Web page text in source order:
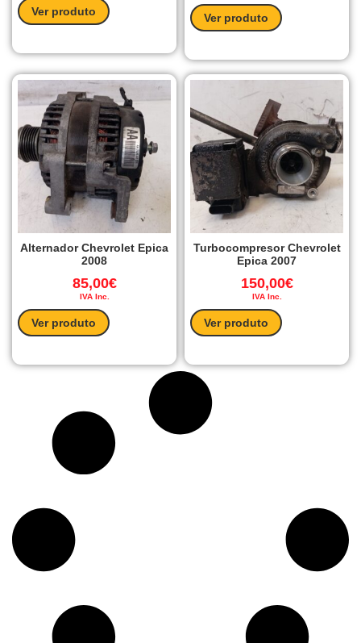
Ver produto Ver produto
Alternador Chevrolet Epica
2008
85,00€
IVA Inc.
Ver produto
Turbocompresor Chevrolet
Epica 2007
150,00€
IVA Inc.
Ver produto